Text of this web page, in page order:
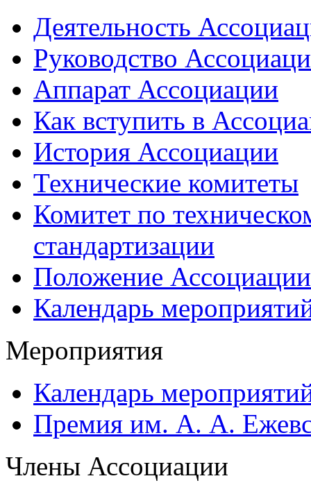
Деятельность
Руководство
Аппарат Ассоциации
Как вступить в
История Ассоциации
Технические комитеты
Комитет по
стандартизации
Положение
Календарь
Мероприятия
Календарь
Премия им. А. А.
Члены Ассоциации